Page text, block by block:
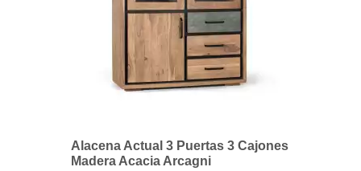
Alacena Actual 3 Puertas 3 Cajones
Madera Acacia Arcagni